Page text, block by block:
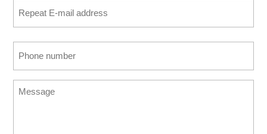
Email
Email
(Required)
Message